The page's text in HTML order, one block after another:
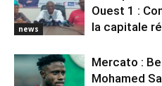
news
Ouest 1 :
la capitale
Mercato :
Mohamed